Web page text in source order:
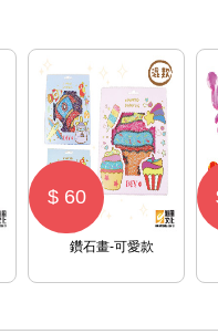
$ 60
鑽石畫-可愛款